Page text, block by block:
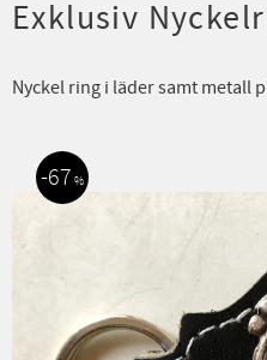
Exklusiv
Nyckel ring i läder samt metall
67 %